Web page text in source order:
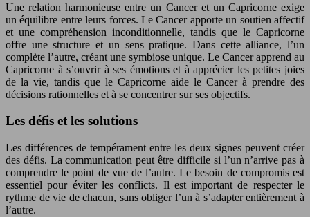
Une relation harmonieuse entre un Cancer et un Capricorne exige
un équilibre entre leurs forces. Le Cancer apporte un soutien affectif
et une compréhension inconditionnelle, tandis que le Capricorne
offre une structure et un sens pratique. Dans cette alliance, l’un
complète l’autre, créant une symbiose unique. Le Cancer apprend au
Capricorne à s’ouvrir à ses émotions et à apprécier les petites joies
de la vie, tandis que le Capricorne aide le Cancer à prendre des
décisions rationnelles et à se concentrer sur ses objectifs.
Les défis et les solutions
Les différences de tempérament entre les deux signes peuvent créer
des défis. La communication peut être difficile si l’un n’arrive pas à
comprendre le point de vue de l’autre. Le besoin de compromis est
essentiel pour éviter les conflicts. Il est important de respecter le
rythme de vie de chacun, sans obliger l’un à s’adapter entièrement à
l’autre.